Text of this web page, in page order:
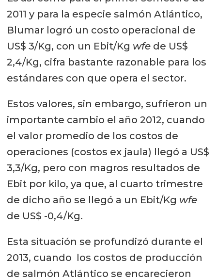
2011 y para la especie salmón Atlántico,
Blumar logró un costo operacional de
US$ 3/Kg, con un Ebit/Kg wfede US$
2,4/Kg, cifra bastante razonable para los
estándares con que opera el sector.
Estos valores, sin embargo, sufrieron un
importante cambio el año 2012, cuando
el valor promedio de los costos de
operaciones (costos ex jaula) llegó a US$
3,3/Kg, pero con magros resultados de
Ebit por kilo, ya que, al cuarto trimestre
de dicho año se llegó a un Ebit/Kg wfe
de US$ -0,4/Kg.
Esta situación se profundizó durante el
2013, cuando los costos de producción
de salmón Atlántico se encarecieron